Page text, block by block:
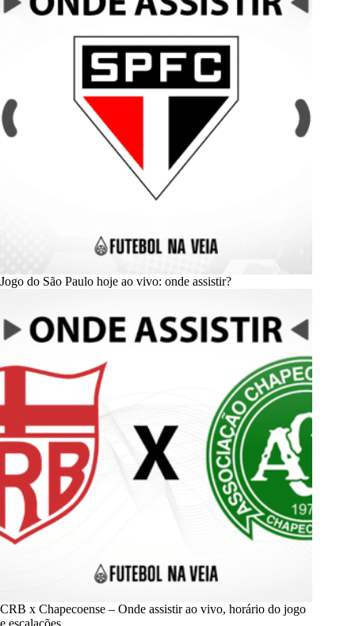
Jogo do São Paulo hoje ao vivo: onde assistir?
CRB x Chapecoense – Onde assistir ao vivo, horário do jogo
e escalações